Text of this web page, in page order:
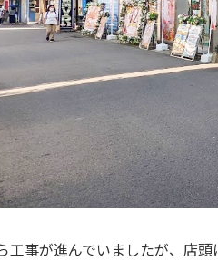
工事が進んでいましたが、店